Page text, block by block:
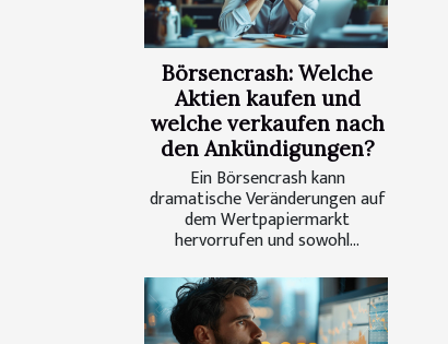
Börsencrash: Welche
Aktien kaufen und
welche verkaufen nach
den Ankündigungen?
Ein Börsencrash kann
dramatische Veränderungen auf
dem Wertpapiermarkt
hervorrufen und sowohl...